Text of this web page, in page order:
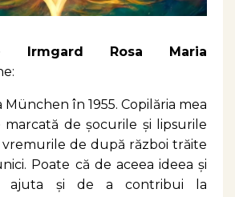
Irmgard Rosa Maria
în 1955. Copilăria mea
de șocurile și lipsurile
vremurile de după război trăite
Poate că de aceea ideea și
ajuta și de a contribui la